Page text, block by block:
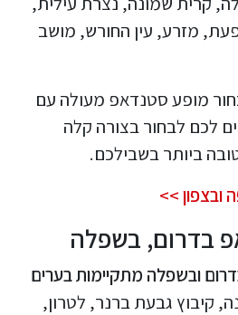
מזרע, עין החורש, מושב
מופע סטנדאפ מעולה עם
לכם לבחור בצורה קלה
ביותר בשבילכם.
ובצפון >>
בדרום, בשפלה
ובשפלה מתקיימות בערים
קיבוץ גבעת ברנר, לטרון,